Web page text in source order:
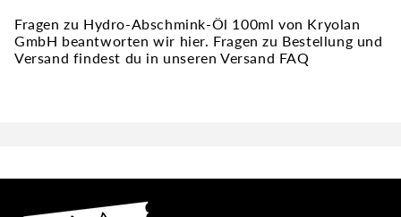
Fragen zu Hydro-Abschmink-Öl 100ml von Kryolan
GmbH beantworten wir hier. Fragen zu Bestellung und
Versand findest du in unseren Versand FAQ